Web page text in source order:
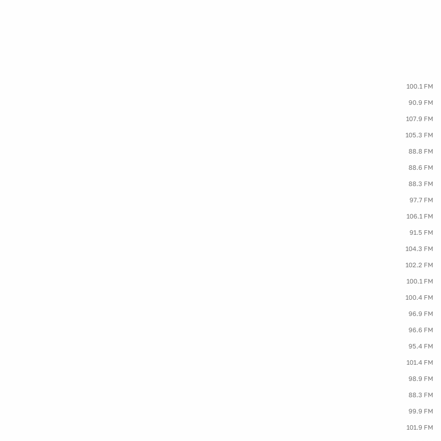
100.1 FM
90.9 FM
107.9 FM
105.3 FM
88.8 FM
88.6 FM
88.3 FM
97.7 FM
106.1 FM
91.5 FM
104.3 FM
102.2 FM
100.1 FM
100.4 FM
96.9 FM
96.6 FM
95.4 FM
101.4 FM
98.9 FM
88.3 FM
99.9 FM
101.9 FM